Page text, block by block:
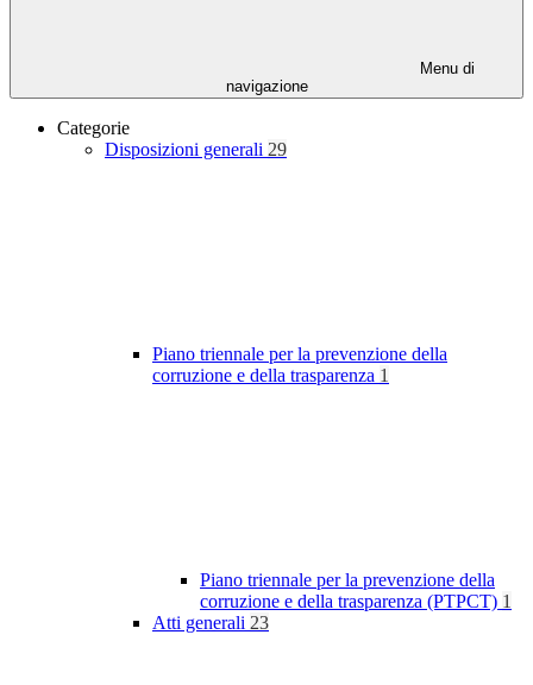
Menu di
navigazione
Categorie
Disposizioni generali 29
Piano triennale per la prevenzione della
corruzione e della trasparenza 1
Piano triennale per la prevenzione della
corruzione e della trasparenza (PTPCT) 1
Atti generali 23